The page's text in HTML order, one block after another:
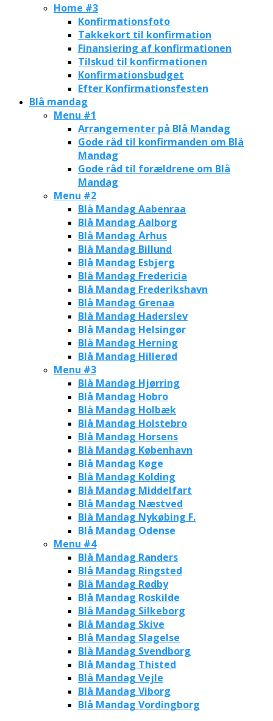
Home #3
Konfirmationsfoto
Takkekort til konfirmation
Finansiering af konfirmationen
Tilskud til konfirmationen
Konfirmationsbudget
Efter Konfirmationsfesten
Blå mandag
Menu #1
Arrangementer på Blå Mandag
Gode råd til konfirmanden om Blå
Mandag
Gode råd til forældrene om Blå
Mandag
Menu #2
Blå Mandag Aabenraa
Blå Mandag Aalborg
Blå Mandag Århus
Blå Mandag Billund
Blå Mandag Esbjerg
Blå Mandag Fredericia
Blå Mandag Frederikshavn
Blå Mandag Grenaa
Blå Mandag Haderslev
Blå Mandag Helsingør
Blå Mandag Herning
Blå Mandag Hillerød
Menu #3
Blå Mandag Hjørring
Blå Mandag Hobro
Blå Mandag Holbæk
Blå Mandag Holstebro
Blå Mandag Horsens
Blå Mandag København
Blå Mandag Køge
Blå Mandag Kolding
Blå Mandag Middelfart
Blå Mandag Næstved
Blå Mandag Nykøbing F.
Blå Mandag Odense
Menu #4
Blå Mandag Randers
Blå Mandag Ringsted
Blå Mandag Rødby
Blå Mandag Roskilde
Blå Mandag Silkeborg
Blå Mandag Skive
Blå Mandag Slagelse
Blå Mandag Svendborg
Blå Mandag Thisted
Blå Mandag Vejle
Blå Mandag Viborg
Blå Mandag Vordingborg